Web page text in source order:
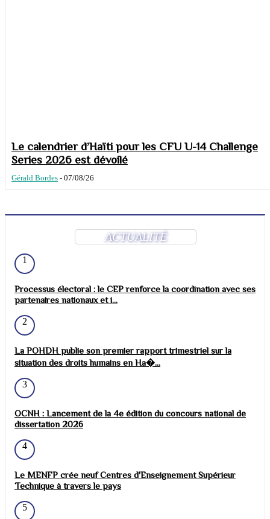
Le calendrier d’Haïti pour les CFU U-14 Challenge
Series 2026 est dévoilé
Gérald Bordes - 07/08/26
ACTUALITÉ
1
Processus électoral : le CEP renforce la coordination avec ses
partenaires nationaux et i...
2
La POHDH publie son premier rapport trimestriel sur la
situation des droits humains en Ha�...
3
OCNH : Lancement de la 4e édition du concours national de
dissertation 2026
4
Le MENFP crée neuf Centres d'Enseignement Supérieur
Technique à travers le pays
5